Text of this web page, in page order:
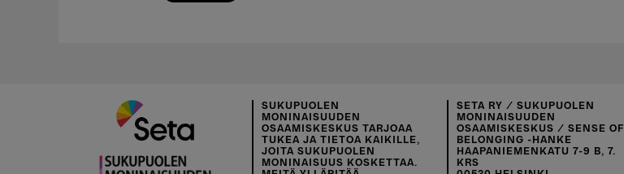
SUKUPUOLEN
MONINAISUUDEN
OSAAMISKESKUS TARJOAA
TUKEA JA TIETOA KAIKILLE,
JOITA SUKUPUOLEN
MONINAISUUS KOSKETTAA.
SETA RY / SUKUPUOLEN
MONINAISUUDEN
OSAAMISKESKUS / SENSE OF
BELONGING -HANKE
HAAPANIEMENKATU 7-9 B, 7.
KRS